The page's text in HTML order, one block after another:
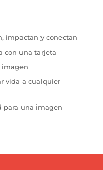
impactan y conectan
con una tarjeta
imagen
vida a cualquier
una imagen